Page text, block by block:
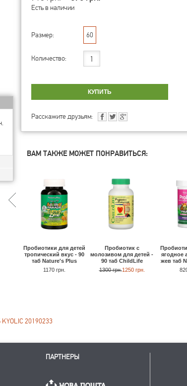
Есть в наличии
Размер: 60
Количество:
Расскажите друзьям:
ВАМ ТАКЖЕ МОЖЕТ ПОНРАВИТЬСЯ:
Пробиотики для детей
тропический вкус - 90
таб Nature's Plus
1170 грн.
Пробиотик с
молозивом для детей -
90 таб ChildLife
1300 грн.1250 грн.
ягодное
жев таб
20190233
ПАРТНЕРЫ